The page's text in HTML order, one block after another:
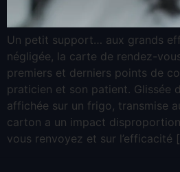
Un petit support… aux grands
négligée, la carte de rendez-
premiers et derniers points de
praticien et son patient. Glissée
affichée sur un frigo, transmise
carton a un impact
vous renvoyez et sur l’efficacité